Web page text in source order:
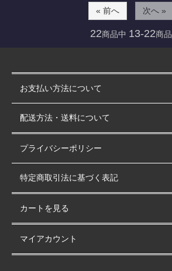
« 前へ 次へ »
22商品中 13-22商品
お支払い方法について
配送方法・送料について
プライバシーポリシー
特定商取引法に基づく表記
カートを見る
マイアカウント